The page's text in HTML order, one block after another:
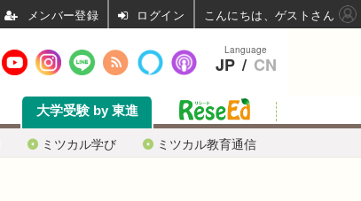
ミツカル学び ミツカル教育通信
大学受験 by 東進
Language
JP / CN
ログイン こんにちは、ゲストさん